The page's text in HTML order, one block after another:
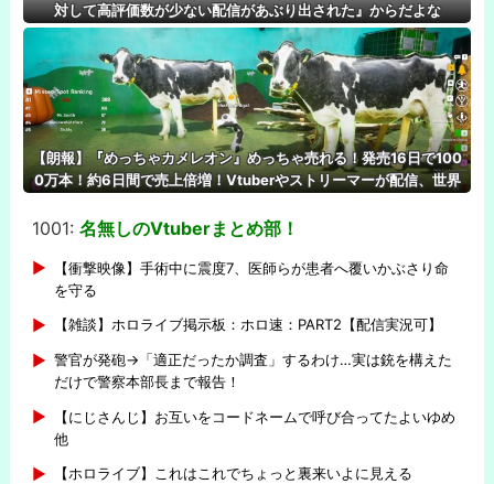
対して高評価数が少ない配信があぶり出された』からだよな
【朗報】『めっちゃカメレオン』めっちゃ売れる！発売16日で100
0万本！約6日間で売上倍増！Vtuberやストリーマーが配信、世界
1001: 名無しのVtuberまとめ部！
【衝撃映像】手術中に震度7、医師らが患者へ覆いかぶさり命
を守る
【雑談】ホロライブ掲示板：ホロ速：PART2【配信実況可】
警官が発砲→「適正だったか調査」するわけ…実は銃を構えた
だけで警察本部長まで報告！
【にじさんじ】お互いをコードネームで呼び合ってたよいゆめ
他
【ホロライブ】これはこれでちょっと裏来いよに見える